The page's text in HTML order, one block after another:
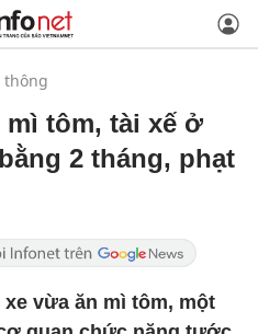
thông
tôm, tài xế ở
2 tháng, phạt
vừa ăn mì tôm, một